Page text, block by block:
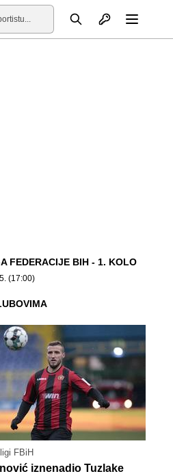
Otvori profil
FEDERACIJE BIH - 1. KOLO
(17:00)
FBiH
iznenadio Tuzlake